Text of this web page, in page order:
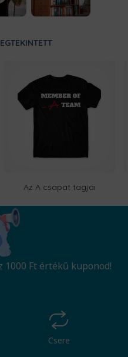
Az A csapat tagjai
Ft értékű kuponod!
Csere